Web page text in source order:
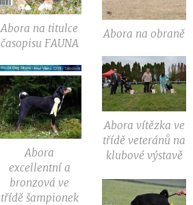
Abora na titulce
časopisu FAUNA
Abora na obraně
Abora vítězka ve
třídě veteránů na
klubové výstavě
Abora
excellentní a
bronzová ve
třídě šampionek